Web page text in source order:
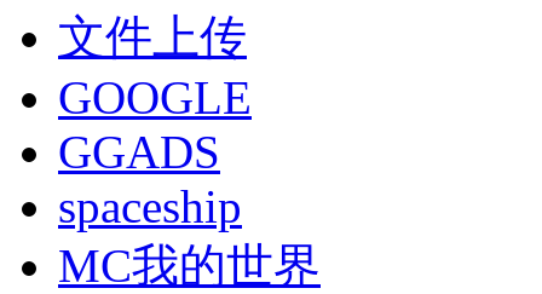
文件上传
GOOGLE
GGADS
spaceship
MC我的世界